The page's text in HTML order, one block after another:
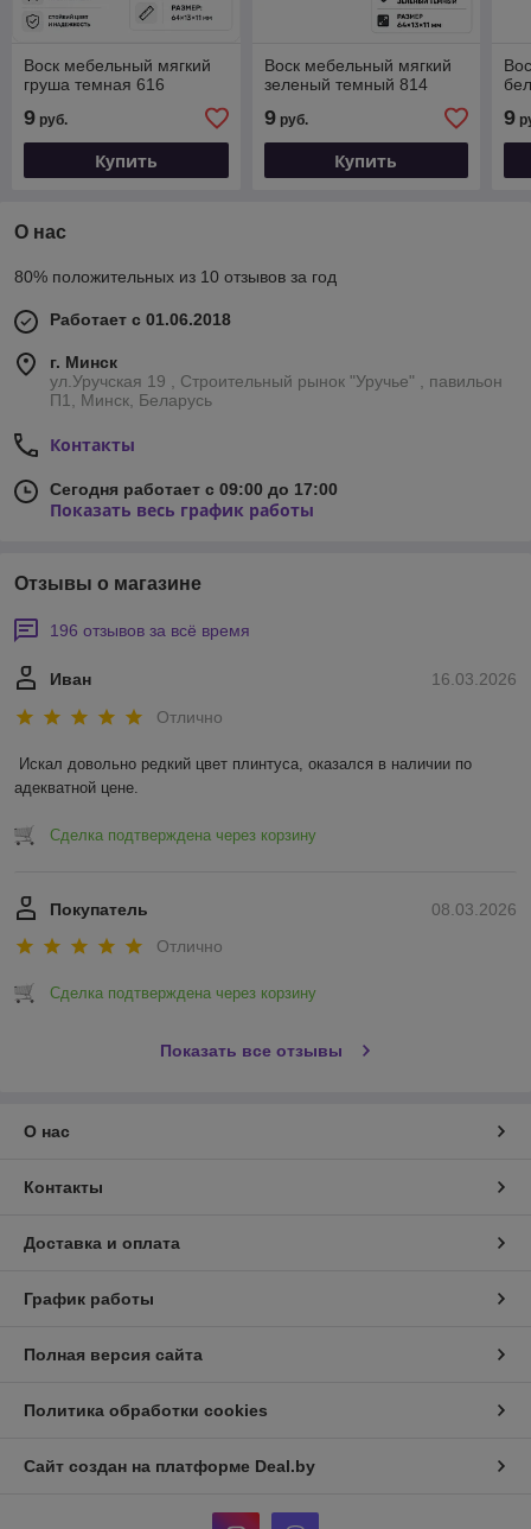
Воск мебельный мягкий
груша темная 616
9 руб.
Купить
Воск мебельный мягкий
зеленый темный 814
9руб.
Купить
9
О нас
80% положительных из 10 отзывов за год
Работает с 01.06.2018
г. Минск
ул.Уручская 19 , Строительный рынок "Уручье" , павильон
П1, Минск, Беларусь
Контакты
Сегодня работает с 09:00 до 17:00
Показать весь график работы
Отзывы о магазине
196 отзывов за всё время
16.03.2026
Иван
Отлично
Искал довольно редкий цвет плинтуса, оказался в наличии по
адекватной цене.
Сделка подтверждена через корзину
08.03.2026
Покупатель
Отлично
Сделка подтверждена через корзину
Показать все отзывы
О нас
Контакты
Доставка и оплата
График работы
Полная версия сайта
Политика обработки cookies
Сайт создан на платформе Deal.by